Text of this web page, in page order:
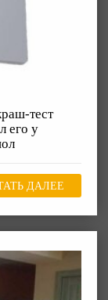
тест
его у
ДАЛЕЕ